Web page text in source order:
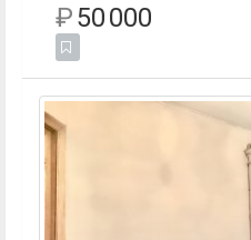
₽50 000